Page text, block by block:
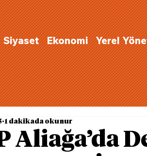
Siyaset Ekonomi Yerel
Aliağa’da
1 dakikada okunur